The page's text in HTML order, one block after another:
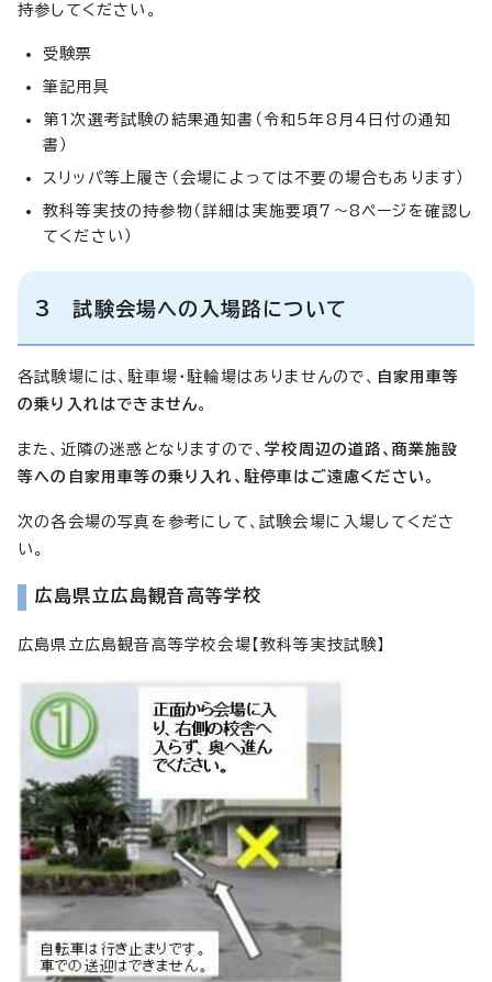
持参してください。
受験票
筆記用具
第1次選考試験の結果通知書（令和5年8月4日付の通知
書）
スリッパ等上履き（会場によっては不要の場合もあります）
教科等実技の持参物（詳細は実施要項7～8ページを確認し
てください）
3 試験会場への入場路について
各試験場には、駐車場・駐輪場はありませんので、 自家用車等
の乗り入れはできません。
また、近隣の迷惑となりますので、学校周辺の道路、商業施設
等への自家用車等の乗り入れ、駐停車はご遠慮ください 。
次の各会場の写真を参考にして、試験会場に入場してくださ
い。
広島県立広島観音高等学校
広島県立広島観音高等学校会場【教科等実技試験】